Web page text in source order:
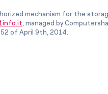
mechanism for the
, managed by
of April 9th, 2014.